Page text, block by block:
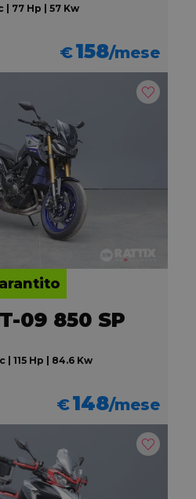
| 77 Hp | 57 Kw
€158/mese
09 850 SP
| 115 Hp | 84.6 Kw
€148/mese